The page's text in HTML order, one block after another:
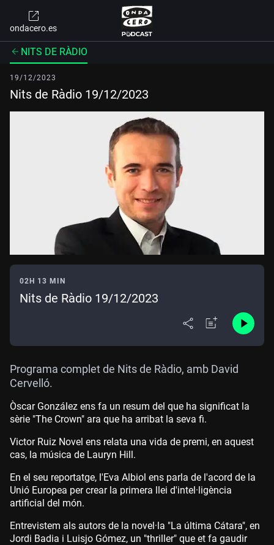
ondacero.es
NITS DE RÀDIO
19/12/2023
Nits de Ràdio 19/12/2023
02H 13 MIN
Nits de Ràdio 19/12/2023
Programa complet de Nits de Ràdio, amb David
Cervelló.
Òscar González ens fa un resum del que ha significat la
sèrie "The Crown" ara que ha arribat la seva fi.
Victor Ruiz Novel ens relata una vida de premi, en aquest
cas, la música de Lauryn Hill.
En el seu reportatge, l'Eva Albiol ens parla de l'acord de la
Unió Europea per crear la primera llei d'intel·ligència
artificial del món.
Entrevistem als autors de la novel·la "La última Cátara", en
Jordi Badia i Luisjo Gómez, un "thriller" que et fa gaudir